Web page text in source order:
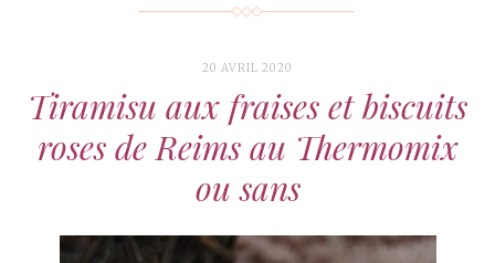
20 AVRIL 2020
Tiramisu aux fraises et biscuits
roses de Reims au Thermomix
ou sans